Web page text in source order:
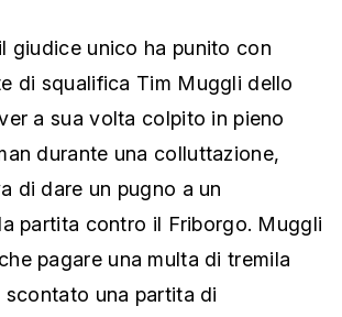
giudice unico ha punito con
di squalifica Tim Muggli dello
a sua volta colpito in pieno
durante una colluttazione,
di dare un pugno a un
partita contro il Friborgo. Muggli
pagare una multa di tremila
scontato una partita di